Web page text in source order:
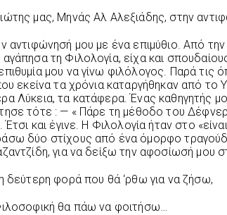
μας, Μηνάς Αλ Αλεξιάδης, στην
αντιφώνησή μου με ένα επιμύθιο. Από την
τη Φιλολογία, είχα και
μου να γίνω φιλόλογος. Παρά τις
εκείνα τα χρόνια καταργήθηκαν από το
Λύκεια, τα κατάφερα. Ένας καθηγητής
τότε : — « Πάρε τη μέθοδο του
Έτσι και έγινε. Η Φιλολογία ήταν στο
δύο στίχους από ένα όμορφο
για να δείξω την αφοσίωσή μου
δεύτερη φορά που θά ‘ρθω για να ζήσω,
θα πάω να φοιτήσω…